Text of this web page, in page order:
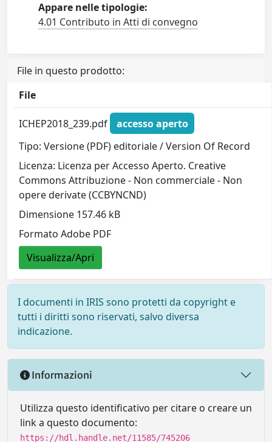
Appare nelle tipologie:
4.01 Contributo in Atti di convegno
File in questo prodotto:
File
ICHEP2018_239.pdf
accesso aperto
Tipo: Versione (PDF) editoriale / Version Of Record
Licenza: Licenza per Accesso Aperto. Creative
Commons Attribuzione - Non commerciale - Non
opere derivate (CCBYNCND)
Dimensione 157.46 kB
Formato Adobe PDF
Visualizza/Apri
I documenti in IRIS sono protetti da copyright e
tutti i diritti sono riservati, salvo diversa
indicazione.
Informazioni
Utilizza questo identificativo per citare o creare un
link a questo documento:
https://hdl.handle.net/11585/745206